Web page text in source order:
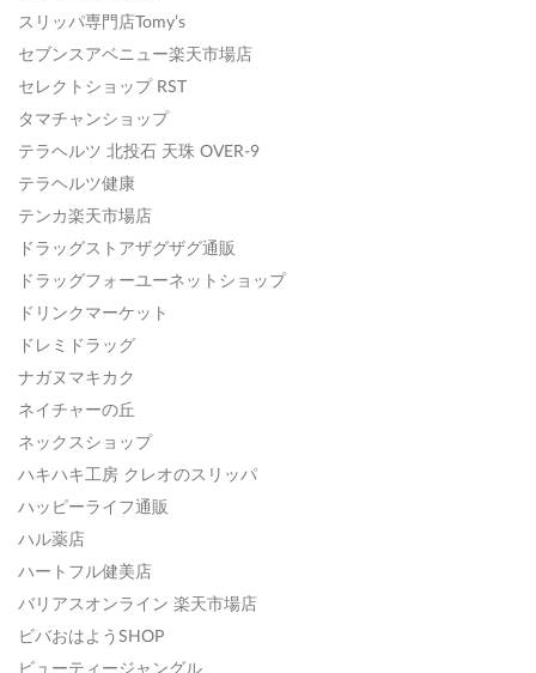
スリッパ専門店Tomy’s
セブンスアベニュー楽天市場店
セレクトショップ RST
タマチャンショップ
テラヘルツ 北投石 天珠 OVER-9
テラヘルツ健康
テンカ楽天市場店
ドラッグストアザグザグ通販
ドラッグフォーユーネットショップ
ドリンクマーケット
ドレミドラッグ
ナガヌマキカク
ネイチャーの丘
ネックスショップ
ハキハキ工房 クレオのスリッパ
ハッピーライフ通販
ハル薬店
ハートフル健美店
バリアスオンライン 楽天市場店
ビバおはようSHOP
ビューティージャングル